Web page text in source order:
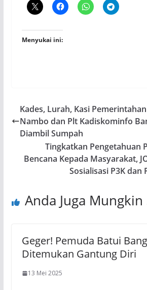
Menyukai ini:
Kades, Lurah, Kasi
Nambo dan Plt Kadiskominfo
Diambil Sumpah
Tingkatkan Pengetahuan
Bencana Kepada Masyarakat,
Sosialisasi P3K dan
Anda Juga Mungkin
Geger! Pemuda Batui
Ditemukan Gantung Diri
13 Mei 2025